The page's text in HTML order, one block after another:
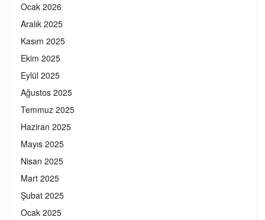
Ocak 2026
Aralık 2025
Kasım 2025
Ekim 2025
Eylül 2025
Ağustos 2025
Temmuz 2025
Haziran 2025
Mayıs 2025
Nisan 2025
Mart 2025
Şubat 2025
Ocak 2025